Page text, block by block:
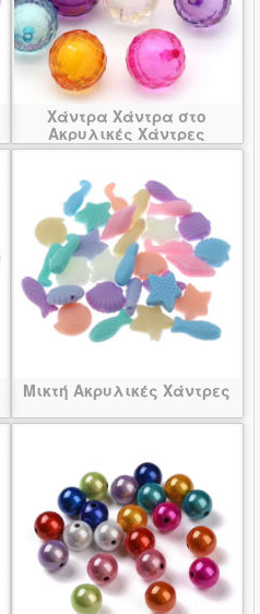
Χάντρα Χάντρα στο
Ακρυλικές Χάντρες
Μικτή Ακρυλικές Χάντρες